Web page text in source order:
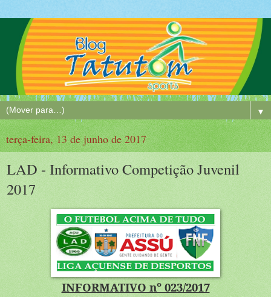
▼
terça-feira, 13 de junho de 2017
LAD - Informativo Competição Juvenil
2017
INFORMATIVO nº 023/2017